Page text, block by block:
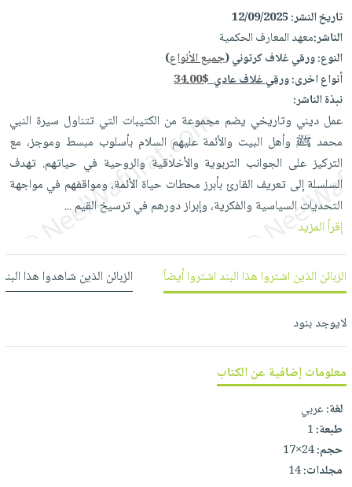
تحميل
iKitab
على
Apple
Apple
العناية
وتصفيف
الشعر
العناية
بالجسم
العناية
بالأسنان
الحمية
والتغذية
الكل
أواني
الطهي
أدوات
الخبز
أدوات
المائدة
الأوعية
والتخزين
المطبخ
متجر
الهدايا
أقسام
الأكثر
مبيعاً
العودة
للمدارس
اكسسوارات
كتب
اكسسوارات
اكسسوارات
ملابس
مطرزات
حلي
عناية
بالذات
شحن
مجاني
بنود
مختارة
اشتراكات
كل
الاشتراكات
القراءة
iKitab
بلا
حدود
متقدم
وفرات
عن
الشركة
سياسة
الشركة
حسابك
لائحة
الأمنيات
تاريخ النشر:12/09/2025
الناشر:معهد المعارف الحكمية
النوع:ورقي غلاف كرتوني (جميع الأنواع)
أنواع اخرى:ورقي غلاف عادي34.00$
نبذة الناشر:
عمل ديني وتاريخي يضم مجموعة من الكتيبات التي تتناول سيرة النبي
محمد ﷺ وأهل البيت والأئمة عليهم السلام بأسلوب مبسط وموجز، مع
التركيز على الجوانب التربوية والأخلاقية والروحية في حياتهم. تهدف
السلسلة إلى تعريف القارئ بأبرز محطات حياة الأئمة، ومواقفهم في مواجهة
التحديات السياسية والفكرية، وإبراز دورهم في ترسيخ القيم...
إقرأ المزيد
الزبائن الذين اشتروا هذا البند اشتروا أيضاً الزبائن الذين شاهدوا هذا
لايوجد بنود
معلومات إضافية عن الكتاب
لغة:عربي
طبعة:1
حجم:24×17
مجلدات:14